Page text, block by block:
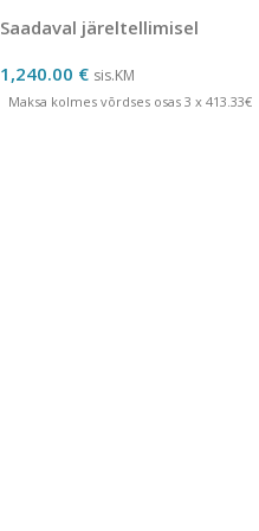
Saadaval järeltellimisel
1,240.00 € sis.KM
Maksa kolmes võrdses osas 3 x 413.33€